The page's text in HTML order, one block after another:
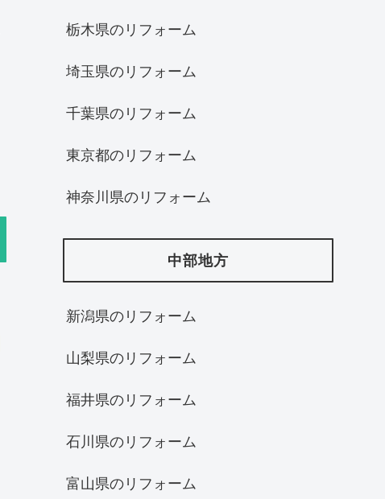
栃木県のリフォーム
埼玉県のリフォーム
千葉県のリフォーム
東京都のリフォーム
神奈川県のリフォーム
中部地方
新潟県のリフォーム
山梨県のリフォーム
福井県のリフォーム
石川県のリフォーム
富山県のリフォーム